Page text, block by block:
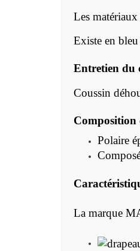
Les
Existe en
Entretien du
Coussin
Composition
Polaire
La marque